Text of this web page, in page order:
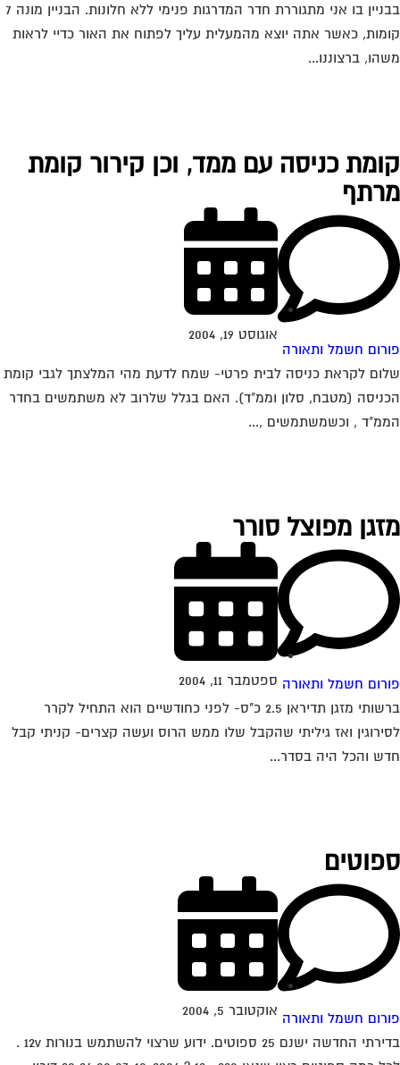
בבניין בו אני מתגוררת חדר המדרגות פנימי ללא חלונות. הבניין מונה 7
כאשר אתה יוצא מהמעלית עליך לפתוח את האור כדיי לראות
ברצוננו...
כניסה עם ממד, וכן קירור קומת
חשמל ותאורה
אוגוסט 19, 2004
לקראת כניסה לבית פרטי- שמח לדעת מהי המלצתך לגבי קומת
(מטבח, סלון וממ"ד). האם בגלל שלרוב לא משתמשים בחדר
, וכשמשתמשים ,...
מפוצל סורר
חשמל ותאורה ספטמבר 11, 2004
ברשותי מזגן תדיראן 2.5 כ"ס- לפני כחודשיים הוא התחיל לקרר
ואז גיליתי שהקבל שלו ממש הרוס ועשה קצרים- קניתי קבל
והכל היה בסדר...
חשמל ותאורה אוקטובר 5, 2004
בדירתי החדשה ישנם 25 ספוטים. ידוע שרצוי להשתמש בנורות 12v .